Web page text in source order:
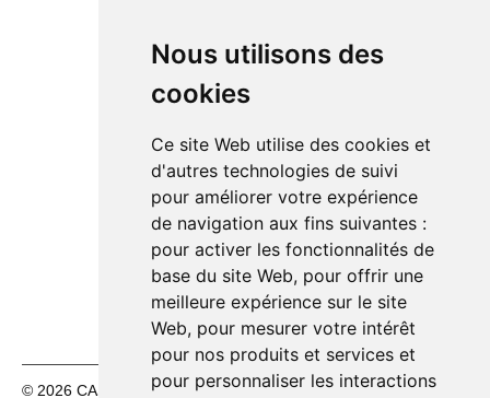
Nous utilisons des
cookies
Ce site Web utilise des cookies et
d'autres technologies de suivi
pour améliorer votre expérience
de navigation aux fins suivantes :
pour activer les fonctionnalités de
base du site Web, pour offrir une
meilleure expérience sur le site
Web, pour mesurer votre intérêt
pour nos produits et services et
pour personnaliser les interactions
Mardi 11/08
10h00 – 12h30
14h00 – 18h30
Mercredi 12/08
Jeudi 13/08
10h00 – 12h30
14h00 – 18h30
Vendredi 14/08
10h00 – 12h30
14h00 – 18h30
Samedi 15/08 Fermé
Dimanche 16/08 Fermé
© 2026 CASH FÊTES. Tous droits réservés. Mentions légales